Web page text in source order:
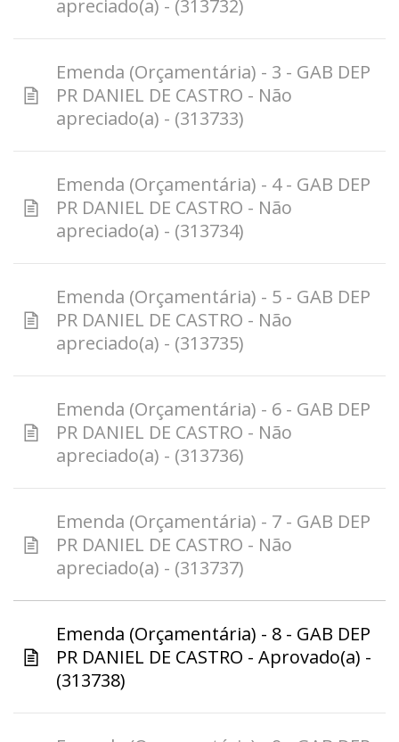
apreciado(a) - (313732)
Emenda (Orçamentária) - 3 - GAB DEP
PR DANIEL DE CASTRO - Não
apreciado(a) - (313733)
Emenda (Orçamentária) - 4 - GAB DEP
PR DANIEL DE CASTRO - Não
apreciado(a) - (313734)
Emenda (Orçamentária) - 5 - GAB DEP
PR DANIEL DE CASTRO - Não
apreciado(a) - (313735)
Emenda (Orçamentária) - 6 - GAB DEP
PR DANIEL DE CASTRO - Não
apreciado(a) - (313736)
Emenda (Orçamentária) - 7 - GAB DEP
PR DANIEL DE CASTRO - Não
apreciado(a) - (313737)
Emenda (Orçamentária) - 8 - GAB DEP
PR DANIEL DE CASTRO - Aprovado(a) -
(313738)